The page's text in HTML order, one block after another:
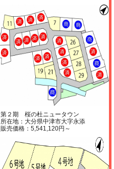
第２期 桜の杜ニュータウン
所在地：大分県中津市大字永添
販売価格：5,541,120円～